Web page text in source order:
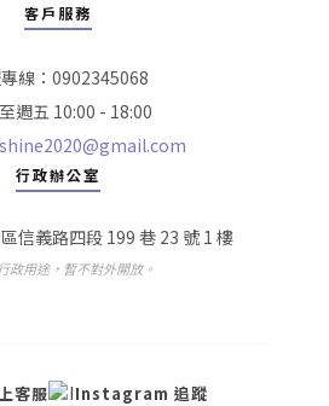
客戶服務
線：0902345068
週五 10:00 - 18:00
行政辦公室
信義路四段 199 巷 23 號 1 樓
政用途，暫不對外開放。
客服
Instagram 追蹤